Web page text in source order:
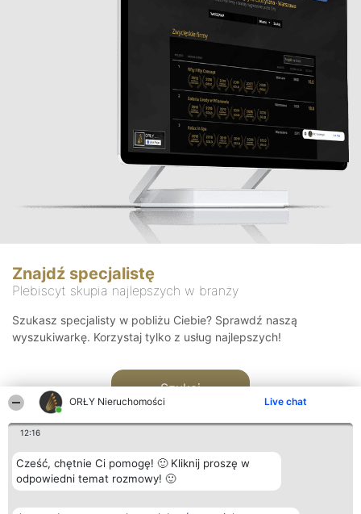
ORŁY Nieruchomości Live chat
12:16
Cześć, chętnie Ci pomogę! 🙂 Kliknij proszę w
odpowiedni temat rozmowy! 🙂
Znajdź specjalistę
Plebiscyt skupia najlepszych w branży
Szukasz specjalisty w pobliżu Ciebie? Sprawdź naszą
wyszukiwarkę. Korzystaj tylko z usług najlepszych!
Szukaj
Organizator plebiscytu Plebiscyt Kontakt